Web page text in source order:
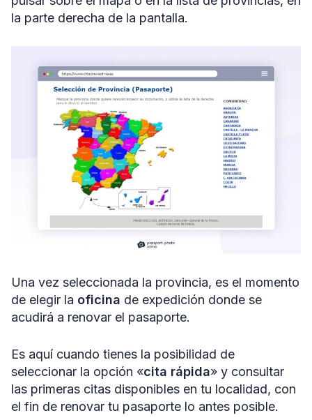
la parte derecha de la pantalla.
Una vez seleccionada la provincia, es el momento
de elegir la oficina de expedición donde se
acudirá a renovar el pasaporte.
Es aquí cuando tienes la posibilidad de
seleccionar la opción «cita rápida» y consultar
las primeras citas disponibles en tu localidad, con
el fin de renovar tu pasaporte lo antes posible.